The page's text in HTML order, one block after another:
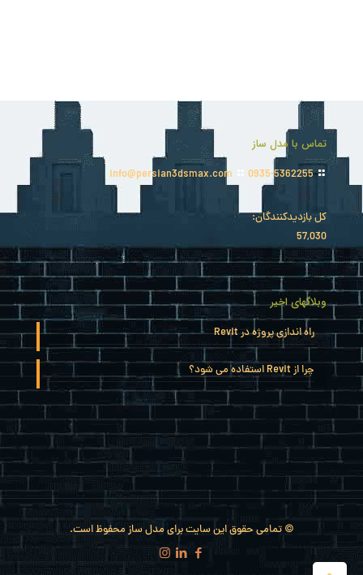
تماس با مدل ساز
0935-5362255
کل بازدیدکنند‌گان:
57,030
وبلاگهای اخیر
راه اندازی پروژه در Revit
چرا از Revit استفاده می شود؟
© تمامی حقوق این سایت برای مدل ساز محفوظ است.